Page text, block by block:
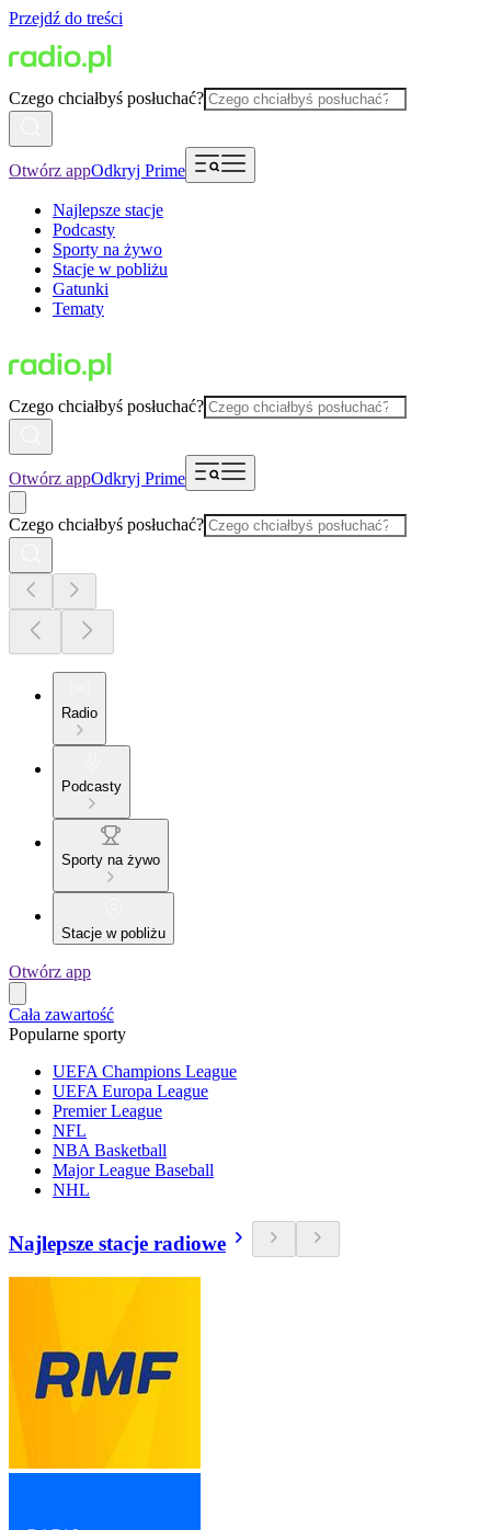
Przejdź do treści
Czego chciałbyś posłuchać?
Otwórz appOdkryj Prime
Najlepsze stacje
Podcasty
Sporty na żywo
Stacje w pobliżu
Gatunki
Tematy
Czego chciałbyś posłuchać?
Otwórz appOdkryj Prime
Czego chciałbyś posłuchać?
Radio
Podcasty
Sporty na żywo
Stacje w pobliżu
Otwórz app
Cała zawartość
Popularne sporty
UEFA Champions League
UEFA Europa League
Premier League
NFL
NBA Basketball
Major League Baseball
NHL
Najlepsze stacje radiowe